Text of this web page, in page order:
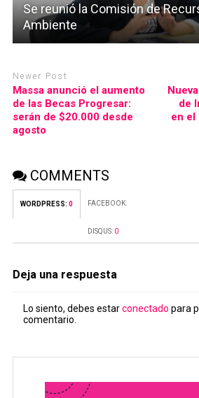
Se reunió la Comisión de
Ambiente
Newer Post
Massa anunció el aumento
de las Becas Progresar:
serán de $20.000 desde
agosto
de
en el
COMMENTS
WORDPRESS: 0 FACEBOOK:
DISQUS: 0
Deja una respuesta
Lo siento, debes estarconectado para
comentario.